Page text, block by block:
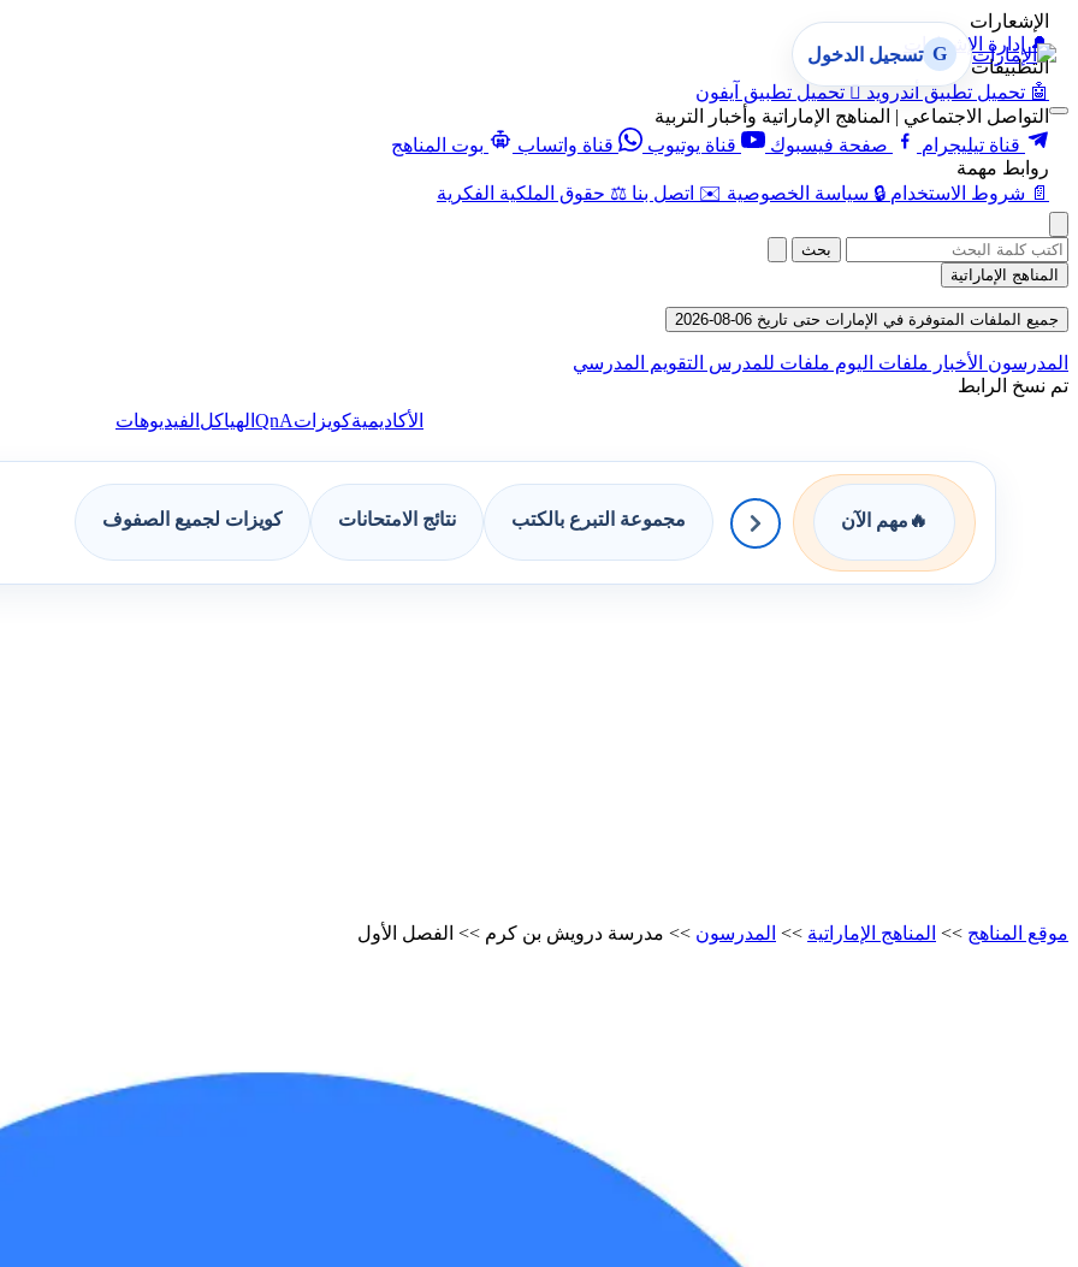
الإشعارات
🔔 إدارة الإشعارات
التطبيقات
🤖 تحميل تطبيق أندرويد  تحميل تطبيق آيفون
التواصل الاجتماعي | المناهج الإماراتية وأخبار التربية
قناة تيليجرام
صفحة فيسبوك قناة يوتيوب قناة واتساب
بوت المناهج
روابط مهمة
📄 شروط الاستخدام 🔒 سياسة الخصوصية ✉️ اتصل بنا ⚖️ حقوق الملكية الفكرية
G تسجيل الدخول
بحث
المناهج الإماراتية
جميع الملفات المتوفرة في الإمارات حتى تاريخ 06-08-2026
المدرسون الأخبار ملفات اليوم ملفات للمدرس التقويم المدرسي
تم نسخ الرابط
الأكاديميةكويزاتQnA الهياكل الفيديوهات
🔥 مهم الآن مجموعة التبرع بالكتب نتائج الامتحانات كويزات لجميع الصفوف
موقع المناهج >> المناهج الإماراتية >> المدرسون >> مدرسة درويش بن كرم >> الفصل الأول